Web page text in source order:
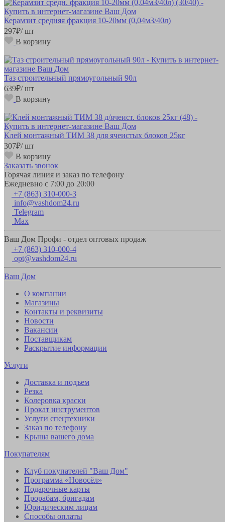
Керамзит средняя фракция 10-20мм (0,04м3/40л)
297₽/ шт
В корзину
Таз строительный прямоугольный 90л
639₽/ шт
В корзину
Клей монтажный ТИМ 38 для ячеистых блоков 25кг
307₽/ шт
В корзину
Заказать звонок
Горячая линия и заказ по телефону
Ежедневно с 7:00 до 20:00
+7 (863) 310-000-3
info@vashdom24.ru
Telegram
Max
Ваш Дом Профи - отдел оптовых продаж
+7 (863) 310-000-4
opt@vashdom24.ru
Ваш Дом
О компании
Магазины
Контакты и реквизиты
Новости
Вакансии
Поставщикам
Раскрытие информации
Услуги
Доставка и подъем
Резка
Колеровка краски
Прокат инструментов
Услуги спецтехники
Заказ по телефону
Крыша вашего дома
Покупателям
Клуб покупателей "Ваш Дом"
Программа «Новосёл»
Подарочные карты
Прорабам, бригадам
Юридическим лицам
Способы оплаты